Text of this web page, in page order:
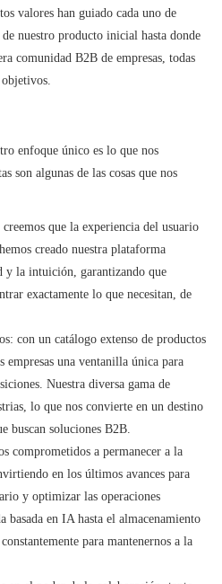
valores han guiado cada uno de
de nuestro producto inicial hasta donde
comunidad B2B de empresas, todas
enfoque único es lo que nos
son algunas de las cosas que nos
que la experiencia del usuario
creado nuestra plataforma
y la intuición, garantizando que
exactamente lo que necesitan, de
con un catálogo extenso de productos
empresas una ventanilla única para
Nuestra diversa gama de
lo que nos convierte en un destino
buscan soluciones B2B.
comprometidos a permanecer a la
en los últimos avances para
y optimizar las operaciones
basada en IA hasta el almacenamiento
para mantenernos a la